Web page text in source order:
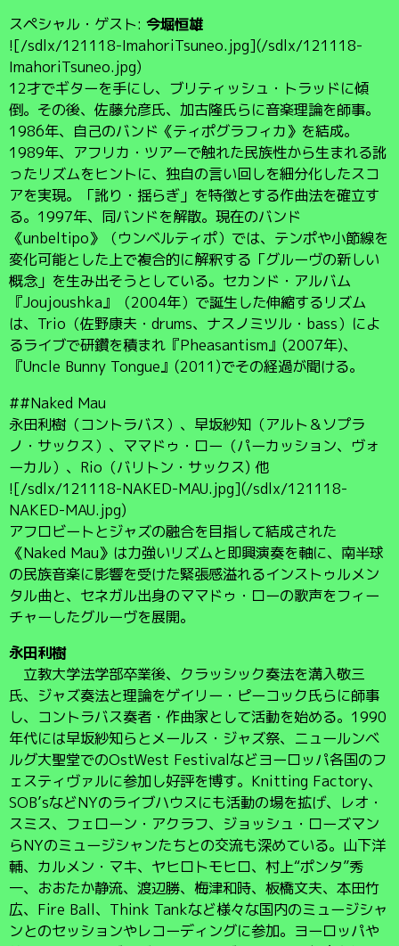
スペシャル・ゲスト: 今堀恒雄
![/sdlx/121118-ImahoriTsuneo.jpg](/sdlx/121118-
ImahoriTsuneo.jpg)
12才でギターを手にし、ブリティッシュ・トラッドに傾
倒。その後、佐藤允彦氏、加古隆氏らに音楽理論を師事。
1986年、自己のバンド《ティポグラフィカ》を結成。
1989年、アフリカ・ツアーで触れた民族性から生まれる訛
ったリズムをヒントに、独自の言い回しを細分化したスコ
アを実現。「訛り・揺らぎ」を特徴とする作曲法を確立す
る。1997年、同バンドを解散。現在のバンド
《unbeltipo》（ウンベルティポ）では、テンポや小節線を
変化可能とした上で複合的に解釈する「グルーヴの新しい
概念」を生み出そうとしている。セカンド・アルバム
『Joujoushka』（2004年）で誕生した伸縮するリズム
は、Trio（佐野康夫・drums、ナスノミツル・bass）によ
るライブで研鑽を積まれ『Pheasantism』(2007年)、
『Uncle Bunny Tongue』(2011)でその経過が聞ける。
##Naked Mau
永田利樹（コントラバス）、早坂紗知（アルト＆ソプラ
ノ・サックス）、ママドゥ・ロー（パーカッション、ヴォ
ーカル）、Rio（バリトン・サックス) 他
![/sdlx/121118-NAKED-MAU.jpg](/sdlx/121118-
NAKED-MAU.jpg)
アフロビートとジャズの融合を目指して結成された
《Naked Mau》は力強いリズムと即興演奏を軸に、南半球
の民族音楽に影響を受けた緊張感溢れるインストゥルメン
タル曲と、セネガル出身のママドゥ・ローの歌声をフィー
チャーしたグルーヴを展開。
永田利樹
立教大学法学部卒業後、クラッシック奏法を溝入敬三
氏、ジャズ奏法と理論をゲイリー・ピーコック氏らに師事
し、コントラバス奏者・作曲家として活動を始める。1990
年代には早坂紗知らとメールス・ジャズ祭、ニュールンベ
ルグ大聖堂でのOstWest Festivalなどヨーロッパ各国のフ
ェスティヴァルに参加し好評を博す。Knitting Factory、
SOB’sなどNYのライブハウスにも活動の場を拡げ、レオ・
スミス、フェローン・アクラフ、ジョッシュ・ローズマン
らNYのミュージシャンたちとの交流も深めている。山下洋
輔、カルメン・マキ、ヤヒロトモヒロ、村上“ポンタ”秀
一、おおたか静流、渡辺勝、梅津和時、板橋文夫、本田竹
広、Fire Ball、Think Tankなど様々な国内のミュージシャ
ンとのセッションやレコーディングに参加。ヨーロッパや